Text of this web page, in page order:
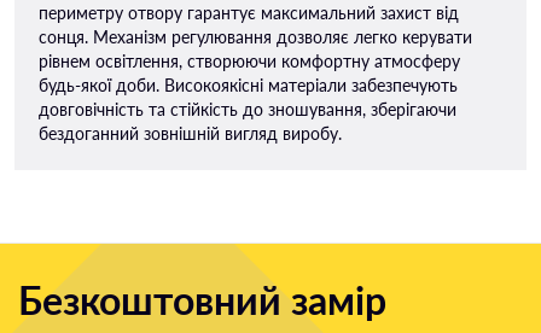
периметру отвору гарантує максимальний захист від
сонця. Механізм регулювання дозволяє легко керувати
рівнем освітлення, створюючи комфортну атмосферу
будь-якої доби. Високоякісні матеріали забезпечують
довговічність та стійкість до зношування, зберігаючи
бездоганний зовнішній вигляд виробу.
Безкоштовний замір